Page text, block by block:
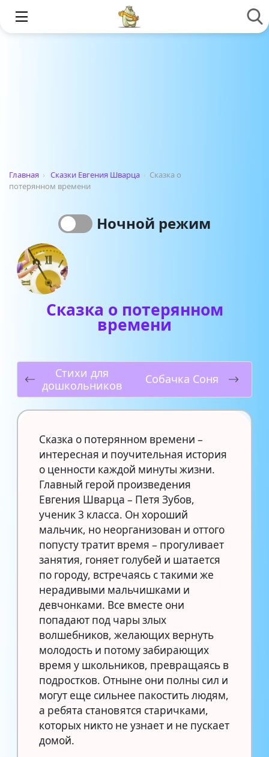
Главная › Сказки Евгения Шварца › Сказка о
потерянном времени
Ночной режим
Сказка о потерянном
времени
Стихи для
дошкольников
Собачка Соня
Сказка о потерянном времени –
интересная и поучительная история
о ценности каждой минуты жизни.
Главный герой произведения
Евгения Шварца – Петя Зубов,
ученик 3 класса. Он хороший
мальчик, но неорганизован и оттого
попусту тратит время – прогуливает
занятия, гоняет голубей и шатается
по городу, встречаясь с такими же
нерадивыми мальчишками и
девчонками. Все вместе они
попадают под чары злых
волшебников, желающих вернуть
молодость и потому забирающих
время у школьников, превращаясь в
подростков. Отныне они полны сил и
могут еще сильнее пакостить людям,
а ребята становятся старичками,
которых никто не узнает и не пускает
домой.